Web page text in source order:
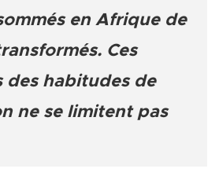
en Afrique de
Ces
des habitudes de
ne se limitent pas